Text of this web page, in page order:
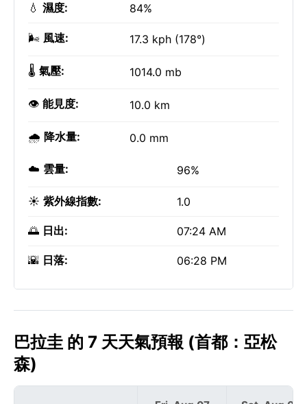
💧 濕度: 84%
🌬️ 風速: 17.3 kph (178°)
🌡️ 氣壓: 1014.0 mb
👁️ 能見度: 10.0 km
🌧️ 降水量: 0.0 mm
☁️ 雲量: 96%
☀️ 紫外線指數: 1.0
🌅 日出: 07:24 AM
🌇 日落: 06:28 PM
巴拉圭 的 7 天天氣預報 (首都：亞松
森)